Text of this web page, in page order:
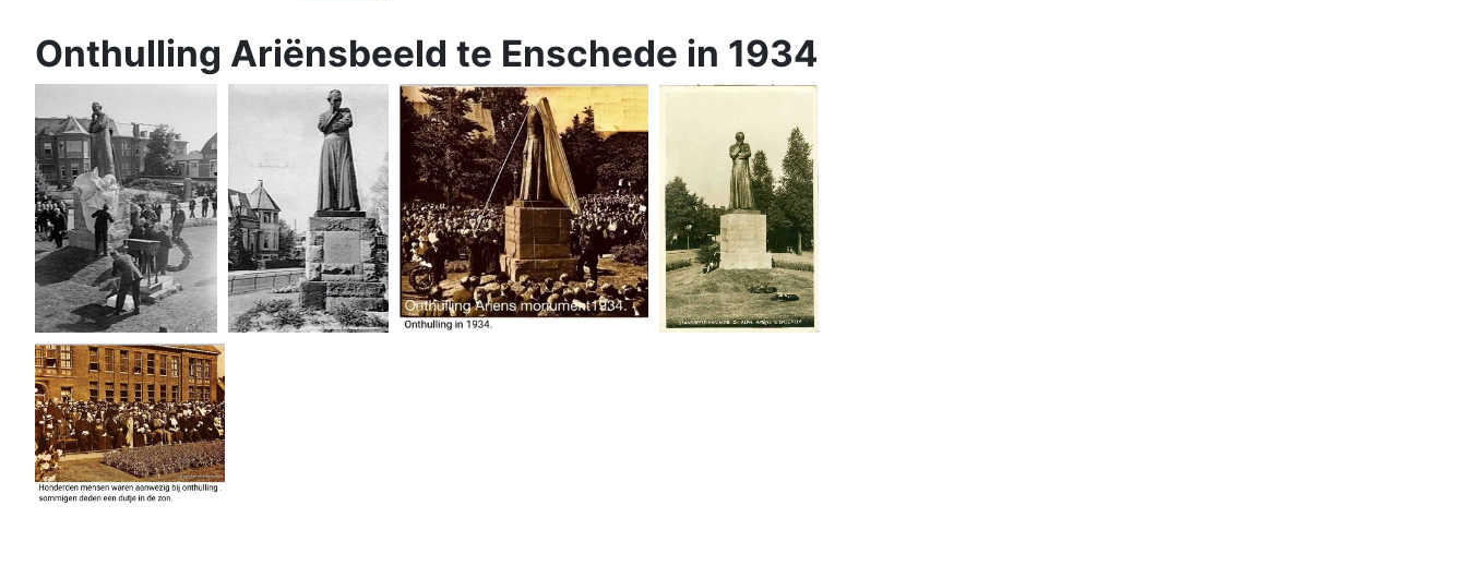
Onthulling Ariënsbeeld te Enschede in 1934